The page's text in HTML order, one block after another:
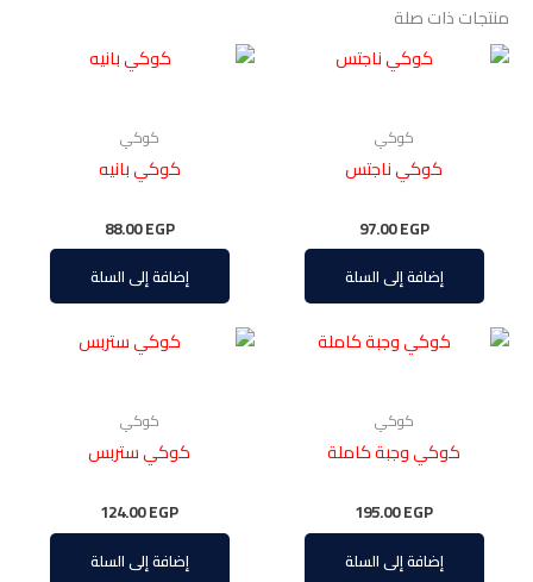
منتجات ذات صلة
كوكي
كوكي ناجتس
97.00EGP
إضافة إلى السلة
كوكي
كوكي بانيه
88.00EGP
إضافة إلى السلة
كوكي
كوكي وجبة كاملة
195.00EGP
إضافة إلى السلة
كوكي
كوكي ستربس
124.00EGP
إضافة إلى السلة